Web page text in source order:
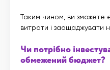
Таким чином, ви зможете
витрати і заощаджувати
Чи потрібно
обмежений бюджет?